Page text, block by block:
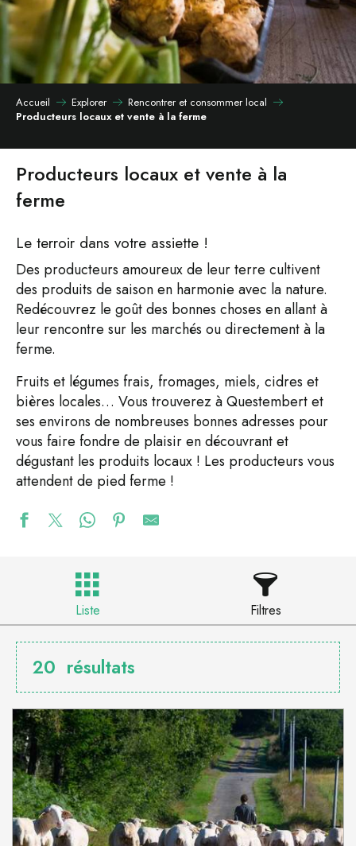
Accueil Explorer
Rencontrer et consommer local
Producteurs locaux et vente à la ferme
Producteurs locaux et vente à la
ferme
Le terroir dans votre assiette !
Des producteurs amoureux de leur terre cultivent
des produits de saison en harmonie avec la nature.
Redécouvrez le goût des bonnes choses en allant à
leur rencontre sur les marchés ou directement à la
ferme.
Fruits et légumes frais, fromages, miels, cidres et
bières locales… Vous trouverez à Questembert et
ses environs de nombreuses bonnes adresses pour
vous faire fondre de plaisir en découvrant et
dégustant les produits locaux ! Les producteurs vous
attendent de pied ferme !
Liste Filtres
20 résultats